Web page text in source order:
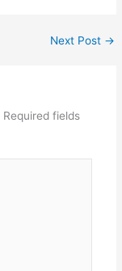
Next Post →
Required fields